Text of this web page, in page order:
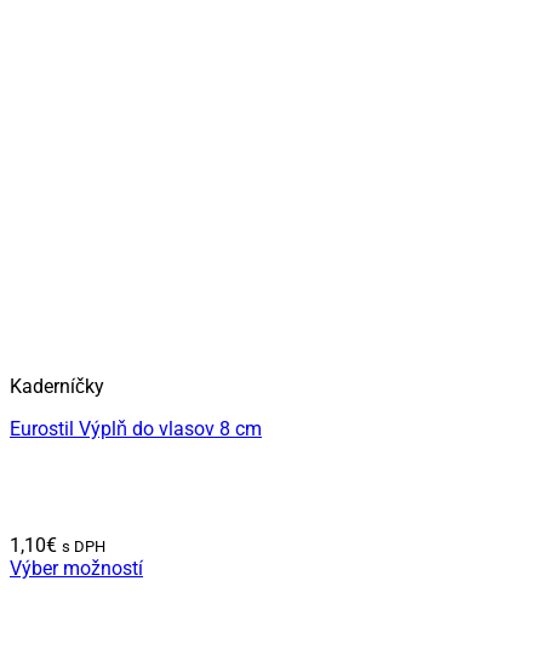
Kaderníčky
Eurostil Výplň do vlasov 8 cm
1,10€ s DPH
Výber možností